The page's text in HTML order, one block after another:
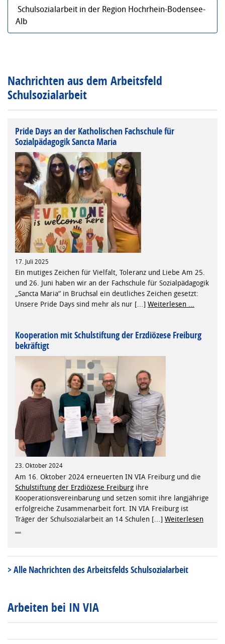
Schulsozialarbeit in der Region Hochrhein-Bodensee-
Alb
Nachrichten aus dem Arbeitsfeld
Schulsozialarbeit
Pride Days an der Katholischen Fachschule für
Sozialpädagogik Sancta Maria
17. Juli 2025
Ein mutiges Zeichen für Vielfalt, Toleranz und Liebe Am 25.
und 26. Juni haben wir an der Fachschule für Sozialpädagogik
„Sancta Maria“ in Bruchsal ein deutliches Zeichen gesetzt:
Unsere Pride Days sind mehr als nur […] Weiterlesen ...
Kooperation mit Schulstiftung der Erzdiözese Freiburg
bekräftigt
23. Oktober 2024
Am 16. Oktober 2024 erneuerten IN VIA Freiburg und die
Schulstiftung der Erzdiözese Freiburg ihre
Kooperationsvereinbarung und setzen somit ihre langjährige
erfolgreiche Zusammenarbeit fort. IN VIA Freiburg ist
Träger der Schulsozialarbeit an 14 Schulen […] Weiterlesen
...
> Alle Nachrichten des Arbeitsfelds Schulsozialarbeit
Arbeiten bei IN VIA